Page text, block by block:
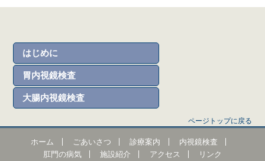
はじめに
胃内視鏡検査
大腸内視鏡検査
ページトップに戻る
ホーム ごあいさつ 診療案内
内視鏡検査
肛門の病気
施設紹介 アクセス
リンク